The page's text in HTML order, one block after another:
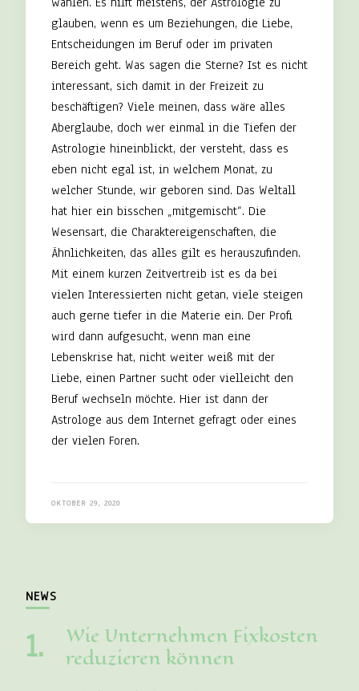
glauben, wenn es um Beziehungen, die Liebe,
Entscheidungen im Beruf oder im privaten
Bereich geht. Was sagen die Sterne? Ist es nicht
interessant, sich damit in der Freizeit zu
beschäftigen? Viele meinen, dass wäre alles
Aberglaube, doch wer einmal in die Tiefen der
Astrologie hineinblickt, der versteht, dass es
eben nicht egal ist, in welchem Monat, zu
welcher Stunde, wir geboren sind. Das Weltall
hat hier ein bisschen „mitgemischt“. Die
Wesensart, die Charaktereigenschaften, die
Ähnlichkeiten, das alles gilt es herauszufinden.
Mit einem kurzen Zeitvertreib ist es da bei
vielen Interessierten nicht getan, viele steigen
auch gerne tiefer in die Materie ein. Der Profi
wird dann aufgesucht, wenn man eine
Lebenskrise hat, nicht weiter weiß mit der
Liebe, einen Partner sucht oder vielleicht den
Beruf wechseln möchte. Hier ist dann der
Astrologe aus dem Internet gefragt oder eines
der vielen Foren.
OKTOBER 29, 2020
NEWS
Wie Unternehmen Fixkosten
reduzieren können